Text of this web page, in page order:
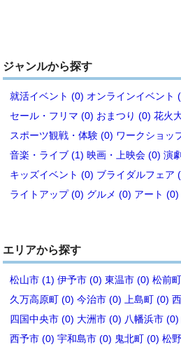
ジャンルから探す
就活イベント (0) オンラインイベント
セール・フリマ (0) おまつり (0) 花火
スポーツ観戦・体験 (0) ワークショッ
音楽・ライブ (1) 映画・上映会 (0) 演
キッズイベント (0) ブライダルフェア
ライトアップ (0) グルメ (0) アート (0)
エリアから探す
松山市 (1) 伊予市 (0) 東温市 (0) 松前
久万高原町 (0) 今治市 (0) 上島町 (0)
四国中央市 (0) 大洲市 (0) 八幡浜市 (0)
西予市 (0) 宇和島市 (0) 鬼北町 (0) 松